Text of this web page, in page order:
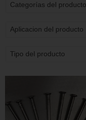
Categorías del producto
Aplicacion del producto
Tipo del producto